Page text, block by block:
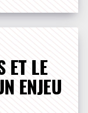
ET LE
ENJEU